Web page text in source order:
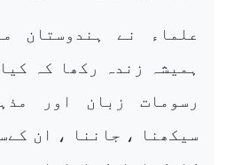
علماء نے ہندوستان
ہمیشہ زندہ رکھا کہ
رسومات زبان اور
سیکھنا ، جاننا ، ان